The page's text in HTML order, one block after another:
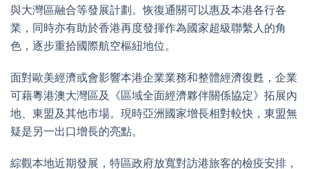
與大灣區融合等發展計劃。恢復通關可以惠及本港各行各
業，同時亦有助於香港再度發揮作為國家超級聯繫人的角
色，逐步重拾國際航空樞紐地位。
面對歐美經濟或會影響本港企業業務和整體經濟復甦，企業
可藉粵港澳大灣區及《區域全面經濟夥伴關係協定》拓展內
地、東盟及其他市場。現時亞洲國家增長相對較快，東盟無
疑是另一出口增長的亮點。
綜觀本地近期發展，特區政府放寬對訪港旅客的檢疫安排，